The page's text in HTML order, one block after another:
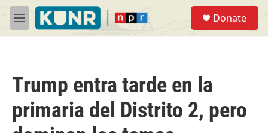
Skip to main content
M
e
Donate
Trump entra tarde en la
primaria del Distrito 2, pero